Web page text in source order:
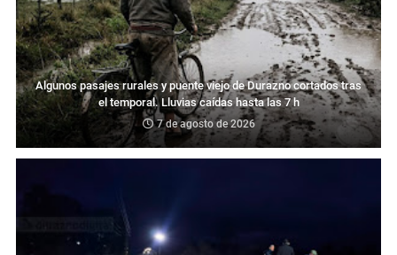
Algunos pasajes rurales y puente viejo de Durazno cortados tras
el temporal. Lluvias caídas hasta las 7 h
7 de agosto de 2026